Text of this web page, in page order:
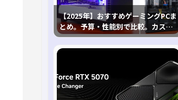
【2025年】おすすめゲーミングPCま
とめ。予算・性能別で比較。カスタ
マイズ指南も